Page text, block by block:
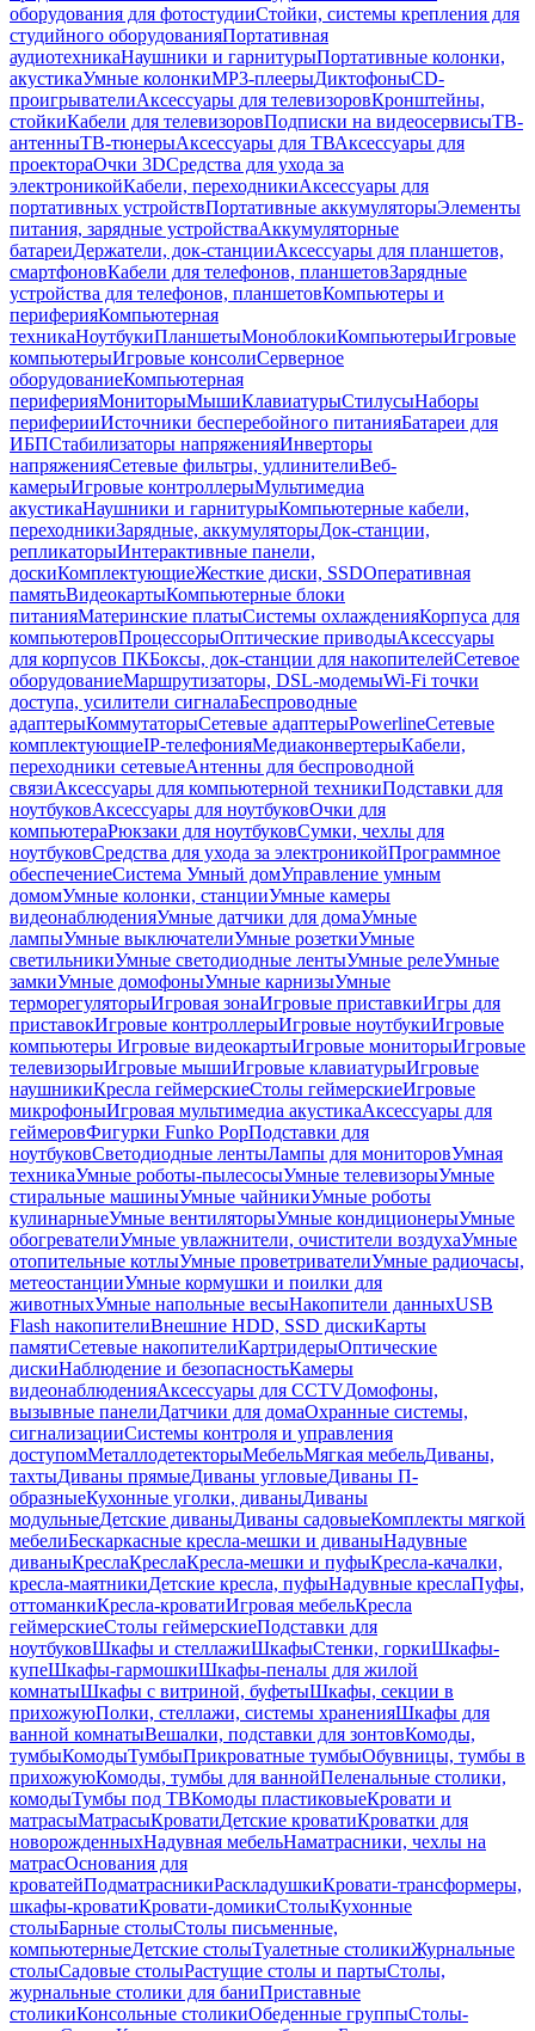
оборудования для фотостудииСтойки, системы крепления для
студийного оборудованияПортативная
аудиотехникаНаушники и гарнитурыПортативные колонки,
акустикаУмные колонкиMP3-плеерыДиктофоныCD-
проигрывателиАксессуары для телевизоровКронштейны,
стойкиКабели для телевизоровПодписки на видеосервисыТВ-
антенныТВ-тюнерыАксессуары для ТВАксессуары для
проектораОчки 3DСредства для ухода за
электроникойКабели, переходникиАксессуары для
портативных устройствПортативные аккумуляторыЭлементы
питания, зарядные устройстваАккумуляторные
батареиДержатели, док-станцииАксессуары для планшетов,
смартфоновКабели для телефонов, планшетовЗарядные
устройства для телефонов, планшетовКомпьютеры и
периферияКомпьютерная
техникаНоутбукиПланшетыМоноблокиКомпьютерыИгровые
компьютерыИгровые консолиСерверное
оборудованиеКомпьютерная
периферияМониторыМышиКлавиатурыСтилусыНаборы
периферииИсточники бесперебойного питанияБатареи для
ИБПСтабилизаторы напряженияИнверторы
напряженияСетевые фильтры, удлинителиВеб-
камерыИгровые контроллерыМультимедиа
акустикаНаушники и гарнитурыКомпьютерные кабели,
переходникиЗарядные, аккумуляторыДок-станции,
репликаторыИнтерактивные панели,
доскиКомплектующиеЖесткие диски, SSDОперативная
памятьВидеокартыКомпьютерные блоки
питанияМатеринские платыСистемы охлажденияКорпуса для
компьютеровПроцессорыОптические приводыАксессуары
для корпусов ПКБоксы, док-станции для накопителейСетевое
оборудованиеМаршрутизаторы, DSL-модемыWi-Fi точки
доступа, усилители сигналаБеспроводные
адаптерыКоммутаторыСетевые адаптерыPowerlineСетевые
комплектующиеIP-телефонияМедиаконвертерыКабели,
переходники сетевыеАнтенны для беспроводной
связиАксессуары для компьютерной техникиПодставки для
ноутбуковАксессуары для ноутбуковОчки для
компьютераРюкзаки для ноутбуковСумки, чехлы для
ноутбуковСредства для ухода за электроникойПрограммное
обеспечениеСистема Умный домУправление умным
домомУмные колонки, станцииУмные камеры
видеонаблюденияУмные датчики для домаУмные
лампыУмные выключателиУмные розеткиУмные
светильникиУмные светодиодные лентыУмные релеУмные
замкиУмные домофоныУмные карнизыУмные
терморегуляторыИгровая зонаИгровые приставкиИгры для
приставокИгровые контроллерыИгровые ноутбукиИгровые
компьютеры Игровые видеокартыИгровые мониторыИгровые
телевизорыИгровые мышиИгровые клавиатурыИгровые
наушникиКресла геймерскиеСтолы геймерскиеИгровые
микрофоныИгровая мультимедиа акустикаАксессуары для
геймеровФигурки Funko PopПодставки для
ноутбуковСветодиодные лентыЛампы для мониторовУмная
техникаУмные роботы-пылесосыУмные телевизорыУмные
стиральные машиныУмные чайникиУмные роботы
кулинарныеУмные вентиляторыУмные кондиционерыУмные
обогревателиУмные увлажнители, очистители воздухаУмные
отопительные котлыУмные проветривателиУмные радиочасы,
метеостанцииУмные кормушки и поилки для
животныхУмные напольные весыНакопители данныхUSB
Flash накопителиВнешние HDD, SSD дискиКарты
памятиСетевые накопителиКартридерыОптические
дискиНаблюдение и безопасностьКамеры
видеонаблюденияАксессуары для CCTVДомофоны,
вызывные панелиДатчики для домаОхранные системы,
сигнализацииСистемы контроля и управления
доступомМеталлодетекторыМебельМягкая мебельДиваны,
тахтыДиваны прямыеДиваны угловыеДиваны П-
образныеКухонные уголки, диваныДиваны
модульныеДетские диваныДиваны садовыеКомплекты мягкой
мебелиБескаркасные кресла-мешки и диваныНадувные
диваныКреслаКреслаКресла-мешки и пуфыКресла-качалки,
кресла-маятникиДетские кресла, пуфыНадувные креслаПуфы,
оттоманкиКресла-кроватиИгровая мебельКресла
геймерскиеСтолы геймерскиеПодставки для
ноутбуковШкафы и стеллажиШкафыСтенки, горкиШкафы-
купеШкафы-гармошкиШкафы-пеналы для жилой
комнатыШкафы с витриной, буфетыШкафы, секции в
прихожуюПолки, стеллажи, системы храненияШкафы для
ванной комнатыВешалки, подставки для зонтовКомоды,
тумбыКомодыТумбыПрикроватные тумбыОбувницы, тумбы в
прихожуюКомоды, тумбы для ваннойПеленальные столики,
комодыТумбы под ТВКомоды пластиковыеКровати и
матрасыМатрасыКроватиДетские кроватиКроватки для
новорожденныхНадувная мебельНаматрасники, чехлы на
матрасОснования для
кроватейПодматрасникиРаскладушкиКровати-трансформеры,
шкафы-кроватиКровати-домикиСтолыКухонные
столыБарные столыСтолы письменные,
компьютерныеДетские столыТуалетные столикиЖурнальные
столыСадовые столыРастущие столы и партыСтолы,
журнальные столики для баниПриставные
столикиКонсольные столикиОбеденные группыСтолы-